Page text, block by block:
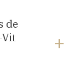
de
Vit